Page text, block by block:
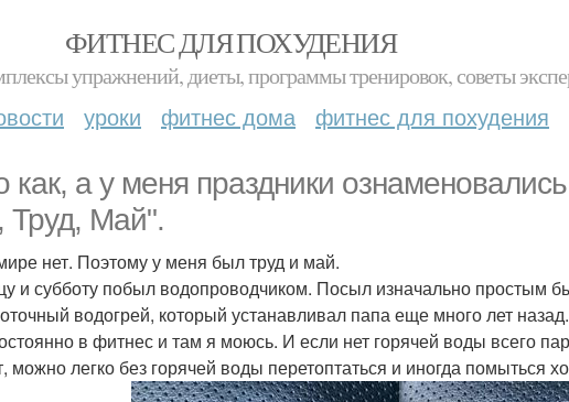
ФИТНЕС ДЛЯ ПОХУДЕНИЯ
упражнений, диеты, программы тренировок, советы
уроки фитнес дома фитнес для похудения
как, а у меня праздники
Труд, Май".
нет. Поэтому у меня был труд и май.
и субботу побыл водопроводчиком. Посыл изначально простым
водогрей, который устанавливал папа еще много лет
в фитнес и там я моюсь. И если нет горячей воды всего
можно легко без горячей воды перетоптаться и иногда помыться